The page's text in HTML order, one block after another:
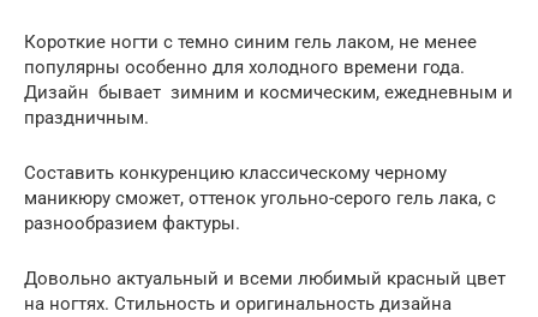
Короткие ногти с темно синим гель лаком, не менее
популярны особенно для холодного времени года.
Дизайн бывает зимним и космическим, ежедневным и
праздничным.
Составить конкуренцию классическому черному
маникюру сможет, оттенок угольно-серого гель лака, с
разнообразием фактуры.
Довольно актуальный и всеми любимый красный цвет
на ногтях. Стильность и оригинальность дизайна